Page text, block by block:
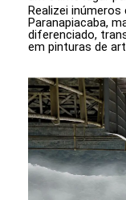
Realizei
Paranapiacaba,
diferenciado,
em pinturas de